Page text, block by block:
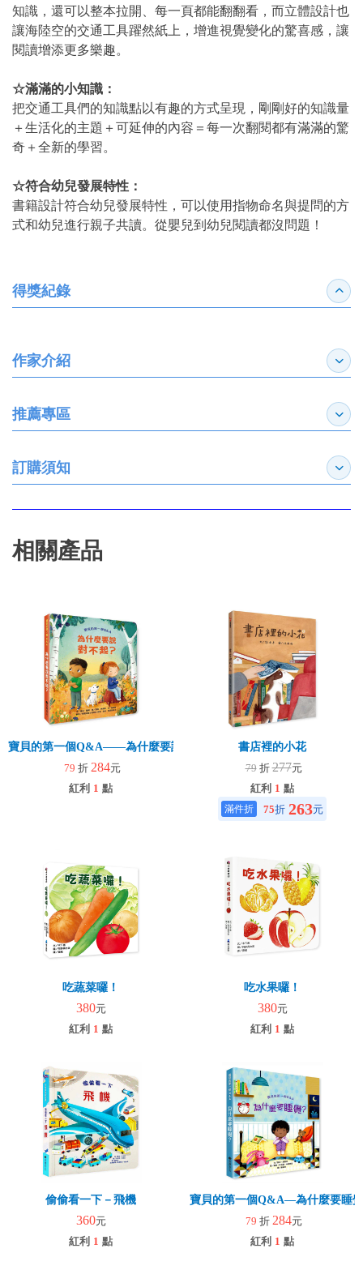
知識，還可以整本拉開、每一頁都能翻翻看，而立體設計也
讓海陸空的交通工具躍然紙上，增進視覺變化的驚喜感，讓
閱讀增添更多樂趣。
☆滿滿的小知識：
把交通工具們的知識點以有趣的方式呈現，剛剛好的知識量
＋生活化的主題＋可延伸的內容＝每一次翻閱都有滿滿的驚
奇＋全新的學習。
☆符合幼兒發展特性：
書籍設計符合幼兒發展特性，可以使用指物命名與提問的方
式和幼兒進行親子共讀。從嬰兒到幼兒閱讀都沒問題！
得獎紀錄 收合
作家介紹 展開
推薦專區 展開
訂購須知 展開
相關產品
寶貝的第一個Q&A――為什麼要說對不起？
79 折 284元
紅利 1 點
書店裡的小花
79 折277元
紅利 1 點
75折 263元
吃蔬菜囉！
380元
紅利 1 點
吃水果囉！
380元
紅利 1 點
偷偷看一下－飛機
360元
紅利 1 點
寶貝的第一個Q&A—為什麼要睡
79 折 284元
紅利 1 點